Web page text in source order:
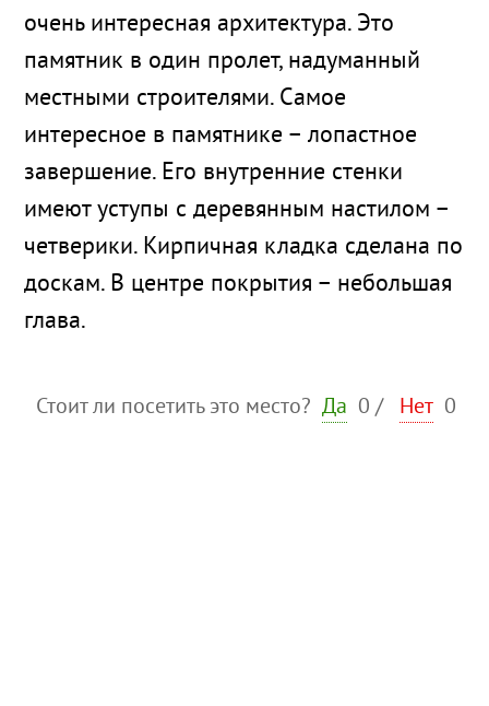
очень интересная архитектура. Это
памятник в один пролет, надуманный
местными строителями. Самое
интересное в памятнике – лопастное
завершение. Его внутренние стенки
имеют уступы с деревянным настилом –
четверики. Кирпичная кладка сделана по
доскам. В центре покрытия – небольшая
глава.
Стоит ли посетить это место? Да 0 / Нет 0